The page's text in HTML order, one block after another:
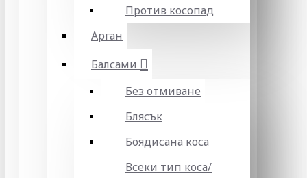
Против косопад
Арган
Балсами
Без отмиване
Блясък
Боядисана коса
Всеки тип коса/